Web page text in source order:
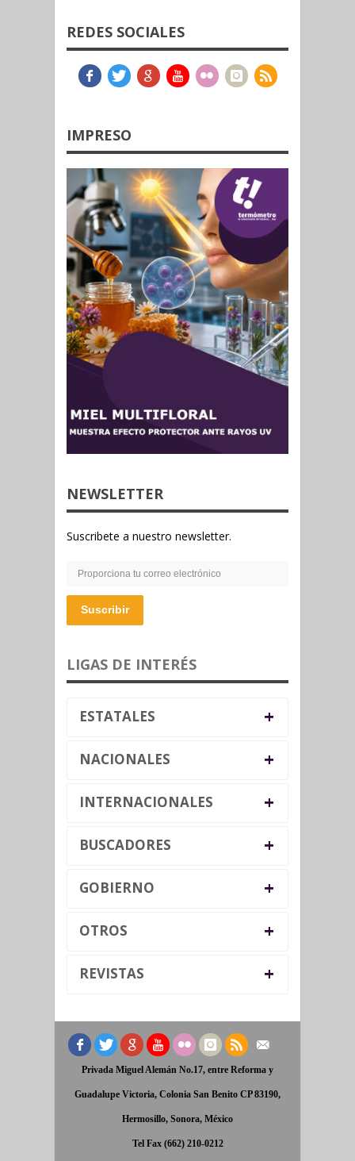
REDES SOCIALES
IMPRESO
NEWSLETTER
Suscribete a nuestro newsletter.
Suscribir
LIGAS DE INTERÉS
ESTATALES +
NACIONALES +
INTERNACIONALES +
BUSCADORES +
GOBIERNO +
OTROS +
REVISTAS +
Privada Miguel Alemán No.17, entre Reforma y
Guadalupe Victoria, Colonia San Benito CP 83190,
Hermosillo, Sonora, México
Tel Fax (662) 210-0212